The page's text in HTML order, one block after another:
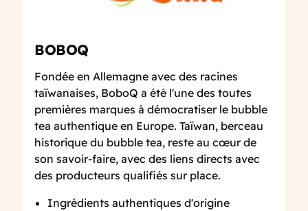
BOBOQ
Fondée en Allemagne avec des racines
taïwanaises, BoboQ a été l'une des toutes
premières marques à démocratiser le bubble
tea authentique en Europe. Taïwan, berceau
historique du bubble tea, reste au cœur de
son savoir-faire, avec des liens directs avec
des producteurs qualifiés sur place.
Ingrédients authentiques d'origine